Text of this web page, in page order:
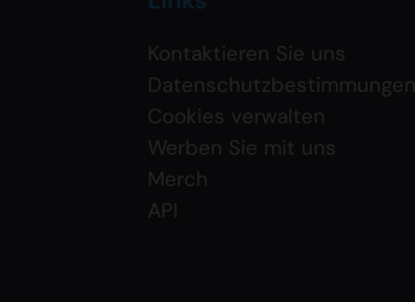
Kontaktieren Sie uns
Datenschutzbestimmungen
Cookies verwalten
Werben Sie mit uns
Merch
API